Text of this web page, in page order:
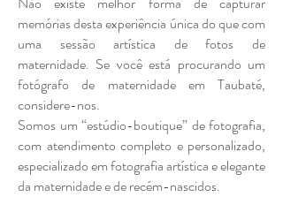
memórias desta experiência única do que com
uma sessão artística de fotos de
maternidade. Se você está procurando um
fotógrafo de maternidade em Taubaté,
considere-nos.
Somos um “estúdio-boutique” de fotografia,
com atendimento completo e personalizado,
especializado em fotografia artística e elegante
da maternidade e de recém-nascidos.